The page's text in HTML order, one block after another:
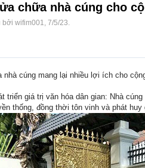
chữa nhà cúng cho
bởi wifim001, 7/5/23.
cúng mang lại nhiều lợi ích cho
triển giá trị văn hóa dân gian: Nhà
thống, đồng thời tôn vinh và phát huy